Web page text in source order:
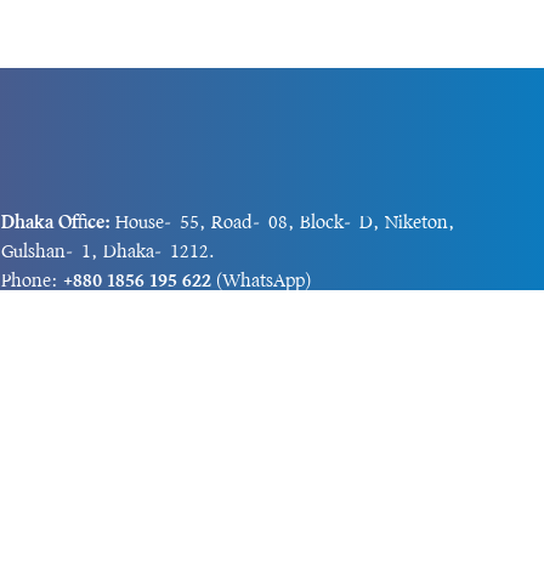
Dhaka Office: House-55, Road-08, Block-D, Niketon,
Gulshan-1, Dhaka-1212.
Phone: +880 1856 195 622 (WhatsApp)